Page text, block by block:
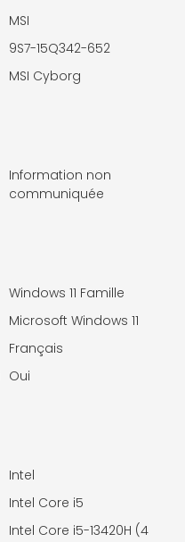
MSI
9S7-15Q342-652
MSI Cyborg
Information non
communiquée
Windows 11 Famille
Microsoft Windows 11
Français
Oui
Intel
Intel Core i5
Intel Core i5-13420H (4